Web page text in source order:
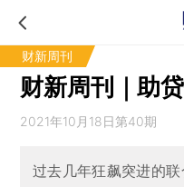
财新周刊
财新周刊｜助
2021年10月18日第40期
过去几年狂飙突进的